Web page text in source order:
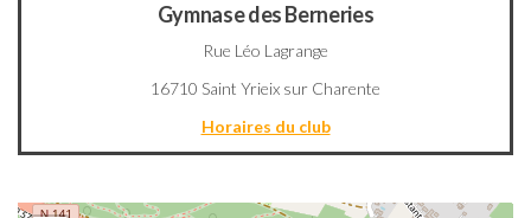
Gymnase des Berneries
Rue Léo Lagrange
16710 Saint Yrieix sur Charente
Horaires du club